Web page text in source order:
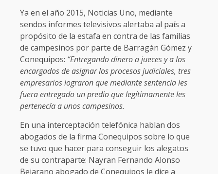
Ya en el año 2015, Noticias Uno, mediante
sendos informes televisivos alertaba al país a
propósito de la estafa en contra de las familias
de campesinos por parte de Barragán Gómez y
Conequipos: “Entregando dinero a jueces y a los
encargados de asignar los procesos judiciales, tres
empresarios lograron que mediante sentencia les
fuera entregado un predio que legítimamente les
pertenecía a unos campesinos.
En una interceptación telefónica hablan dos
abogados de la firma Conequipos sobre lo que
se tuvo que hacer para conseguir los alegatos
de su contraparte: Nayran Fernando Alonso
Bejarano abogado de Conequipos le dice a